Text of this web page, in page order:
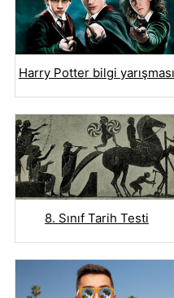
Harry Potter bilgi yarışması
8. Sınıf Tarih Testi